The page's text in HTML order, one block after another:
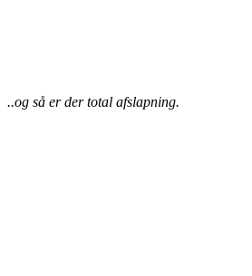
..og så er der total afslapning.